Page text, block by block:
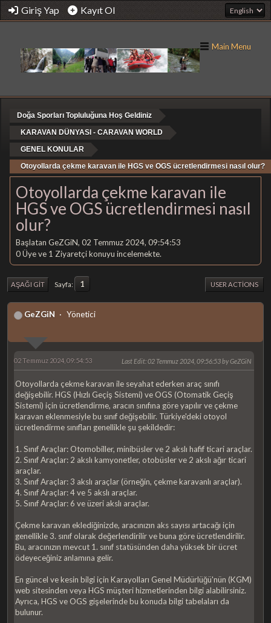
Giriş Yap Kayıt Ol
Main Menu
Doğa Sporları Topluluğuna Hoş Geldiniz
KARAVAN DÜNYASI - CARAVAN WORLD
GENEL KONULAR
Otoyollarda çekme karavan ile HGS ve OGS ücretlendirmesi nasıl olur?
Otoyollarda çekme karavan ile
HGS ve OGS ücretlendirmesi nasıl
olur?
Başlatan GeZGiN, 02 Temmuz 2024, 09:54:53
0 Üye ve 1 Ziyaretçi konuyu incelemekte.
AŞAĞI GIT Sayfa 1 USER ACTIONS
GeZGiN Yönetici
02 Temmuz 2024, 09:54:53 Last Edit: 02 Temmuz 2024, 09:56:53 by GeZGiN
Otoyollarda çekme karavan ile seyahat ederken araç sınıfı
değişebilir. HGS (Hızlı Geçiş Sistemi) ve OGS (Otomatik Geçiş
Sistemi) için ücretlendirme, aracın sınıfına göre yapılır ve çekme
karavan eklenmesiyle bu sınıf değişebilir. Türkiye'deki otoyol
ücretlendirme sınıfları genellikle şu şekildedir:
1. Sınıf Araçlar: Otomobiller, minibüsler ve 2 akslı hafif ticari araçlar.
2. Sınıf Araçlar: 2 akslı kamyonetler, otobüsler ve 2 akslı ağır ticari
araçlar.
3. Sınıf Araçlar: 3 akslı araçlar (örneğin, çekme karavanlı araçlar).
4. Sınıf Araçlar: 4 ve 5 akslı araçlar.
5. Sınıf Araçlar: 6 ve üzeri akslı araçlar.
Çekme karavan eklediğinizde, aracınızın aks sayısı artacağı için
genellikle 3. sınıf olarak değerlendirilir ve buna göre ücretlendirilir.
Bu, aracınızın mevcut 1. sınıf statüsünden daha yüksek bir ücret
ödeyeceğiniz anlamına gelir.
En güncel ve kesin bilgi için Karayolları Genel Müdürlüğü'nün (KGM)
web sitesinden veya HGS müşteri hizmetlerinden bilgi alabilirsiniz.
Ayrıca, HGS ve OGS gişelerinde bu konuda bilgi tabelaları da
bulunur.